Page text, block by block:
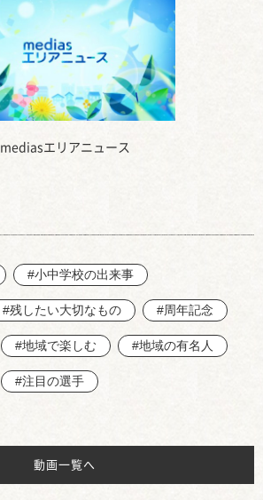
mediasエリアニュース
#小中学校の出来事
#残したい大切なもの #周年記念
#地域で楽しむ #地域の有名人
#注目の選手
動画一覧へ